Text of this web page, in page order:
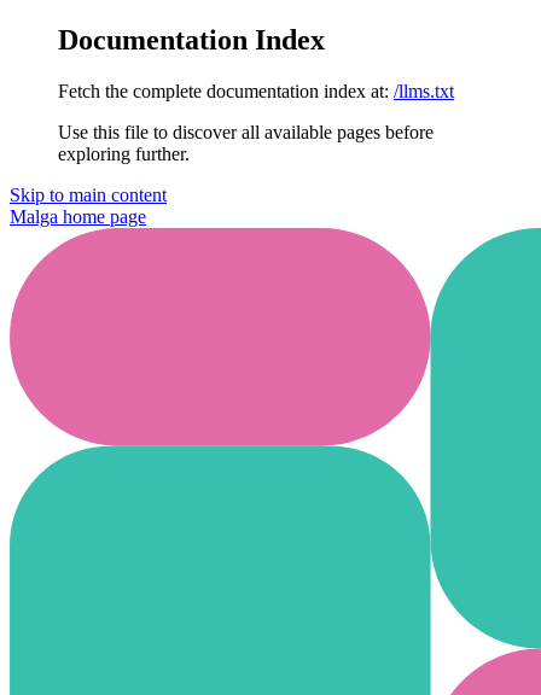
Documentation Index
Fetch the complete documentation index at: /llms.txt
Use this file to discover all available pages before
exploring further.
Skip to main content
Malga home page